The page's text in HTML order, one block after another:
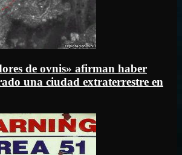
de ovnis» afirman haber
una ciudad extraterrestre en